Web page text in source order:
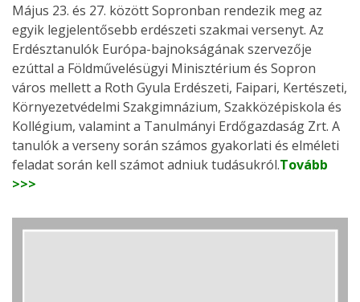
Május 23. és 27. között Sopronban rendezik meg az
egyik legjelentősebb erdészeti szakmai versenyt. Az
Erdésztanulók Európa-bajnokságának szervezője
ezúttal a Földművelésügyi Minisztérium és Sopron
város mellett a Roth Gyula Erdészeti, Faipari, Kertészeti,
Környezetvédelmi Szakgimnázium, Szakközépiskola és
Kollégium, valamint a Tanulmányi Erdőgazdaság Zrt. A
tanulók a verseny során számos gyakorlati és elméleti
feladat során kell számot adniuk tudásukról.Tovább
>>>